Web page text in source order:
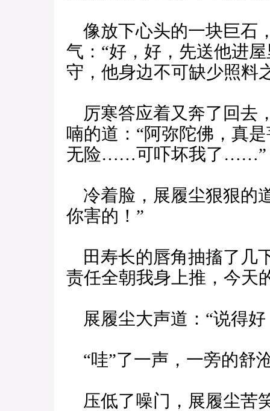
像放下心头的一块巨石
气：“好，好，先送他进
守，他身边不可缺少照
厉寒答应着又奔了回去
喃的道：“阿弥陀佛，真
无险……可吓坏我了……”
冷着脸，展履尘狠狠的
你害的！”
田寿长的唇角抽搐了几
责任全朝我身上推，今天
展履尘大声道：“说得好
“哇”了一声，一旁的舒
压低了噪门，展履尘苦